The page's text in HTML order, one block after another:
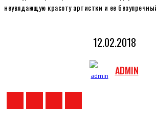
неувядающую красоту артистки и ее
12.02.2018
ADMIN